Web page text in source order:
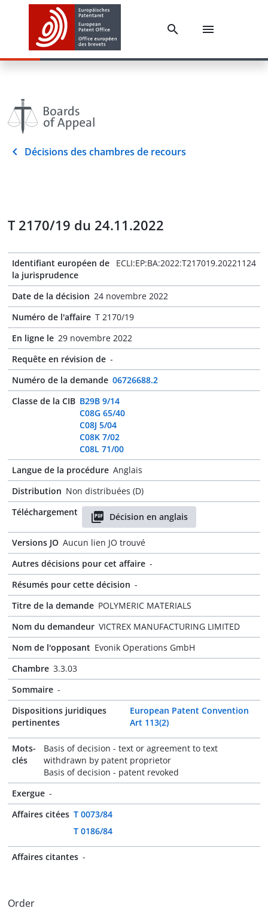
Décisions des chambres de recours
T 2170/19 du 24.11.2022
Identifiant européen de
la jurisprudence
ECLI:EP:BA:2022:T217019.20221124
Date de la décision 24 novembre 2022
Numéro de l'affaire T 2170/19
En ligne le 29 novembre 2022
Requête en révision de -
Numéro de la demande 06726688.2
Classe de la CIB B29B 9/14
C08G 65/40
C08J 5/04
C08K 7/02
C08L 71/00
Langue de la procédure Anglais
Distribution Non distribuées (D)
Téléchargement
Décision en anglais
Versions JO Aucun lien JO trouvé
Autres décisions pour cet affaire -
Résumés pour cette décision -
Titre de la demande POLYMERIC MATERIALS
Nom du demandeur VICTREX MANUFACTURING LIMITED
Nom de l'opposant Evonik Operations GmbH
Chambre 3.3.03
Sommaire -
Dispositions juridiques
pertinentes
European Patent Convention
Art 113(2)
Mots-
clés
Basis of decision - text or agreement to text
withdrawn by patent proprietor
Basis of decision - patent revoked
Exergue -
Affaires citées T 0073/84
T 0186/84
Affaires citantes -
Order